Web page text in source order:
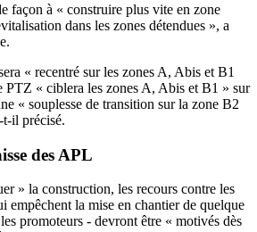
façon à « construire plus vite en zone
dans les zones détendues », a
« recentré sur les zones A, Abis et B1
PTZ « ciblera les zones A, Abis et B1 » sur
« souplesse de transition sur la zone B2
il précisé.
des APL
» la construction, les recours contre les
empêchent la mise en chantier de quelque
promoteurs - devront être « motivés dès